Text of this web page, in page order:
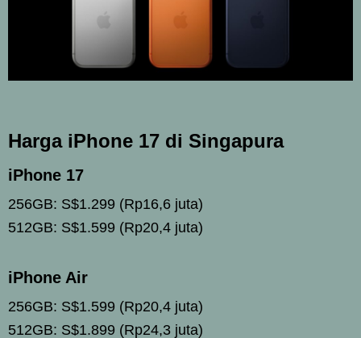
Harga iPhone 17 di Singapura
iPhone 17
256GB: S$1.299 (Rp16,6 juta)
512GB: S$1.599 (Rp20,4 juta)
iPhone Air
256GB: S$1.599 (Rp20,4 juta)
512GB: S$1.899 (Rp24,3 juta)